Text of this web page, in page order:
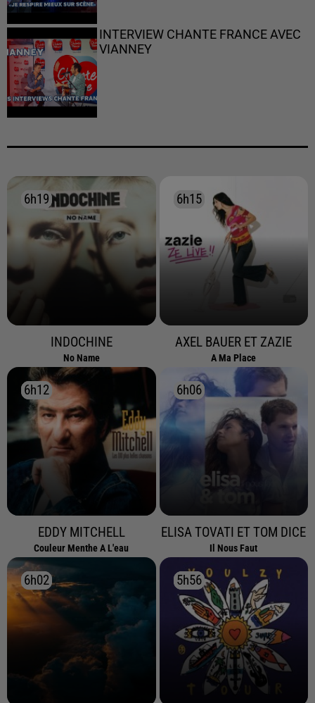
INTERVIEW CHANTE FRANCE AVEC
VIANNEY
6h19
6h19
INDOCHINE
No Name
6h15
6h15
AXEL BAUER ET ZAZIE
A Ma Place
6h12
6h12
EDDY MITCHELL
Couleur Menthe A L'eau
6h06
6h06
ELISA TOVATI ET TOM DICE
Il Nous Faut
6h02
6h02 5h56
5h56